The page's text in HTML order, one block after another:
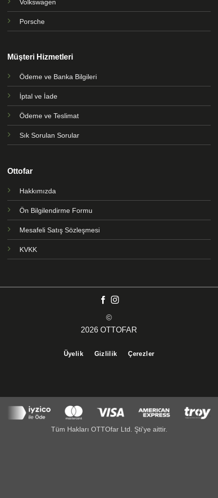
Volkswagen
Porsche
Müşteri Hizmetleri
Ödeme ve Banka Bilgileri
İptal ve İade
Ödeme ve Teslimat
Sık Sorulan Sorular
Ottofar
Hakkımızda
Ön Bilgilendirme Formu
Mesafeli Satış Sözleşmesi
KVKK
©
2026 OTTOFAR
Üyelik Gizlilik Çerezler
Tüm Hakları OTTOfar Ltd. Şti'ye aittir.